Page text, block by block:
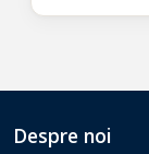
Despre noi